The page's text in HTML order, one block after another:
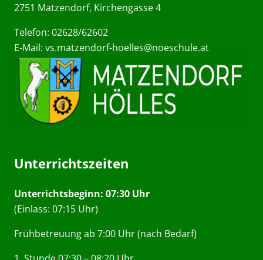
2751 Matzendorf, Kirchengasse 4
Telefon: 02628/62602
E-Mail: vs.matzendorf-hoelles@noeschule.at
Unterrichtszeiten
Unterrichtsbeginn: 07:30 Uhr
(Einlass: 07:15 Uhr)
Frühbetreuung ab 7:00 Uhr (nach Bedarf)